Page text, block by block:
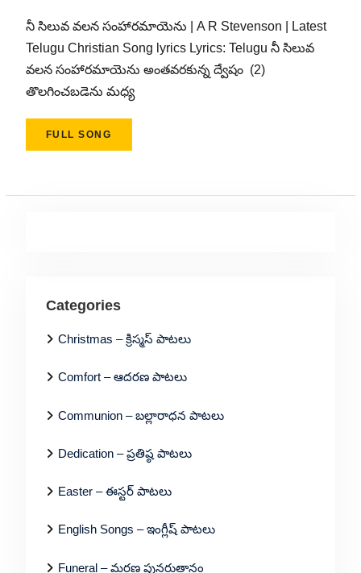
నీ సిలువ వలన సంహారమాయెను | A R Stevenson | Latest
Telugu Christian Song lyrics Lyrics: Telugu నీ సిలువ
వలన సంహారమాయెను అంతవరకున్న ద్వేషం (2)
తొలగించబడెను మధ్య
FULL SONG
Categories
Christmas – క్రిస్మస్ పాటలు
Comfort – ఆదరణ పాటలు
Communion – బల్లారాధన పాటలు
Dedication – ప్రతిష్ఠ పాటలు
Easter – ఈస్టర్ పాటలు
English Songs – ఇంగ్లీష్ పాటలు
Funeral – మరణ పునరుత్దానం